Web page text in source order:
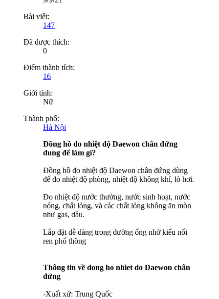
Bài viết:
147
Đã được thích:
0
Điểm thành tích:
16
Giới tính:
Nữ
Thành phố:
Hà Nội
Đồng hồ đo nhiệt độ Daewon chân đứng
dung để làm gì?
Đồng hồ đo nhiệt độ Daewon chân đứng dùng
để đo nhiệt độ phòng, nhiệt độ không khí, lò hơi.
Đo nhiệt độ nước thường, nước sinh hoạt, nước
nóng, chất lỏng, và các chất lỏng không ăn mòn
như gas, dầu.
Lắp đặt dễ dàng trong đường ống nhờ kiểu nối
ren phổ thông
Thông tin về dong ho nhiet do Daewon chân
đứng
-Xuất xứ: Trung Quốc